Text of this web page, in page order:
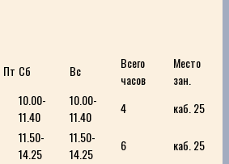
Пт Сб Вс
Всего
часов
Место
зан.
10.00-
11.40
10.00-
11.40
4 каб. 25
11.50-
14.25
11.50-
14.25
6 каб. 25